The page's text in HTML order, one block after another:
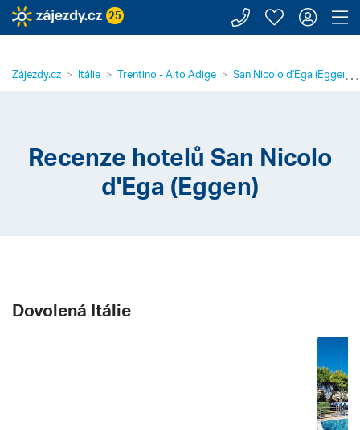
25 Zavolejte
Moje
⋯
Zájezdy.cz Itálie Trentino - Alto Adige San Nicolo d'Ega (Eggen)
Recenze hotelů San Nicolo
d'Ega (Eggen)
Dovolená Itálie